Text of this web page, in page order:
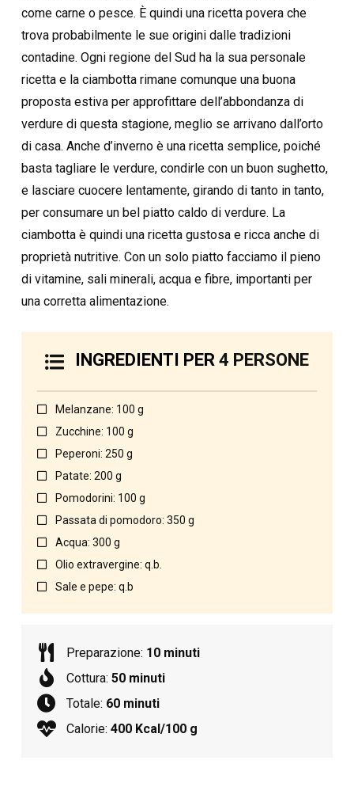
come carne o pesce. È quindi una ricetta povera che
trova probabilmente le sue origini dalle tradizioni
contadine. Ogni regione del Sud ha la sua personale
ricetta e la ciambotta rimane comunque una buona
proposta estiva per approfittare dell’abbondanza di
verdure di questa stagione, meglio se arrivano dall’orto
di casa. Anche d’inverno è una ricetta semplice, poiché
basta tagliare le verdure, condirle con un buon sughetto,
e lasciare cuocere lentamente, girando di tanto in tanto,
per consumare un bel piatto caldo di verdure. La
ciambotta è quindi una ricetta gustosa e ricca anche di
proprietà nutritive. Con un solo piatto facciamo il pieno
di vitamine, sali minerali, acqua e fibre, importanti per
una corretta alimentazione.
INGREDIENTI PER4 PERSONE
Melanzane: 100 g
Zucchine: 100 g
Peperoni: 250 g
Patate: 200 g
Pomodorini: 100 g
Passata di pomodoro: 350 g
Acqua: 300 g
Olio extravergine: q.b.
Sale e pepe: q.b
Preparazione: 10 minuti
Cottura:50 minuti
Totale: 60 minuti
Calorie:400 Kcal/100 g